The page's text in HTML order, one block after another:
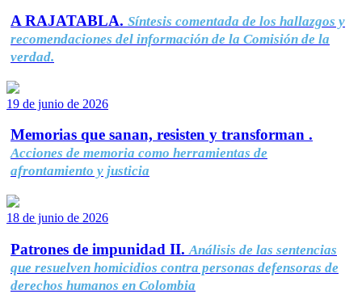
A RAJATABLA. Síntesis comentada de los hallazgos y
recomendaciones del información de la Comisión de la
verdad.
19 de junio de 2026
Memorias que sanan, resisten y transforman .
Acciones de memoria como herramientas de
afrontamiento y justicia
18 de junio de 2026
Patrones de impunidad II. Análisis de las sentencias
que resuelven homicidios contra personas defensoras de
derechos humanos en Colombia